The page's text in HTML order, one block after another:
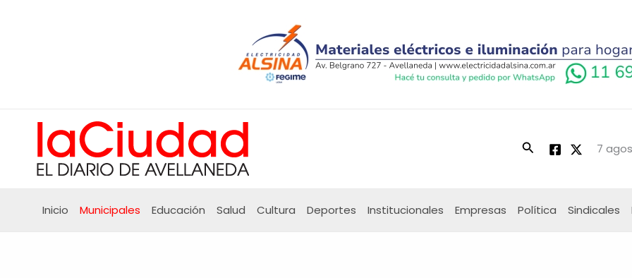
Buscar 7
Inicio Municipales Educación Salud Cultura Deportes Institucionales Empresas Política Sindicales